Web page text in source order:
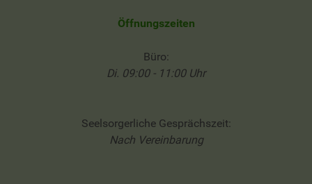
Öffnungszeiten
Büro:
Di. 09:00 - 11:00 Uhr
Seelsorgerliche Gesprächszeit:
Nach Vereinbarung